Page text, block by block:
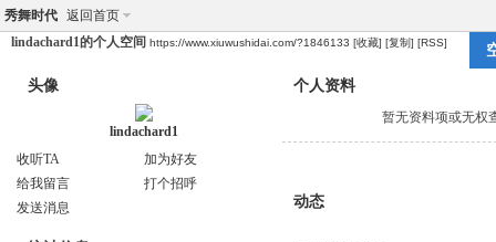
秀舞时代 返回首页
lindachard1的个人空间 https://www.xiuwushidai.com/?1846133 [收藏] [复制] [RSS]
头像
lindachard1
收听TA
加为好友
给我留言
打个招呼
发送消息
个人资料
暂无资料项或无权
动态